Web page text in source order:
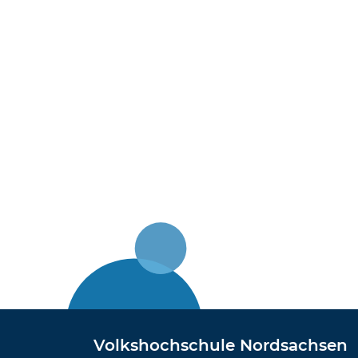
Volkshochschule Nordsachsen